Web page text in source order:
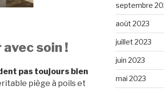
avec soin !
pas toujours bien
piège à poils et
septembre
août 2023
juillet 2023
juin 2023
mai 2023